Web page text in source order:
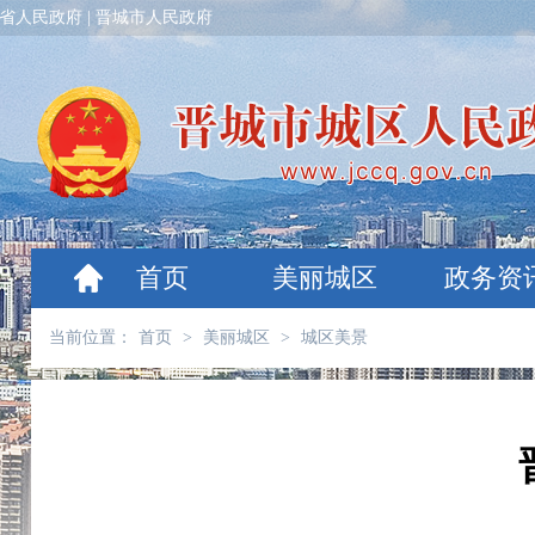
人民政府 晋城市人民政府
首页 美丽城区 政务资
当前位置： 首页 > 美丽城区 > 城区美景